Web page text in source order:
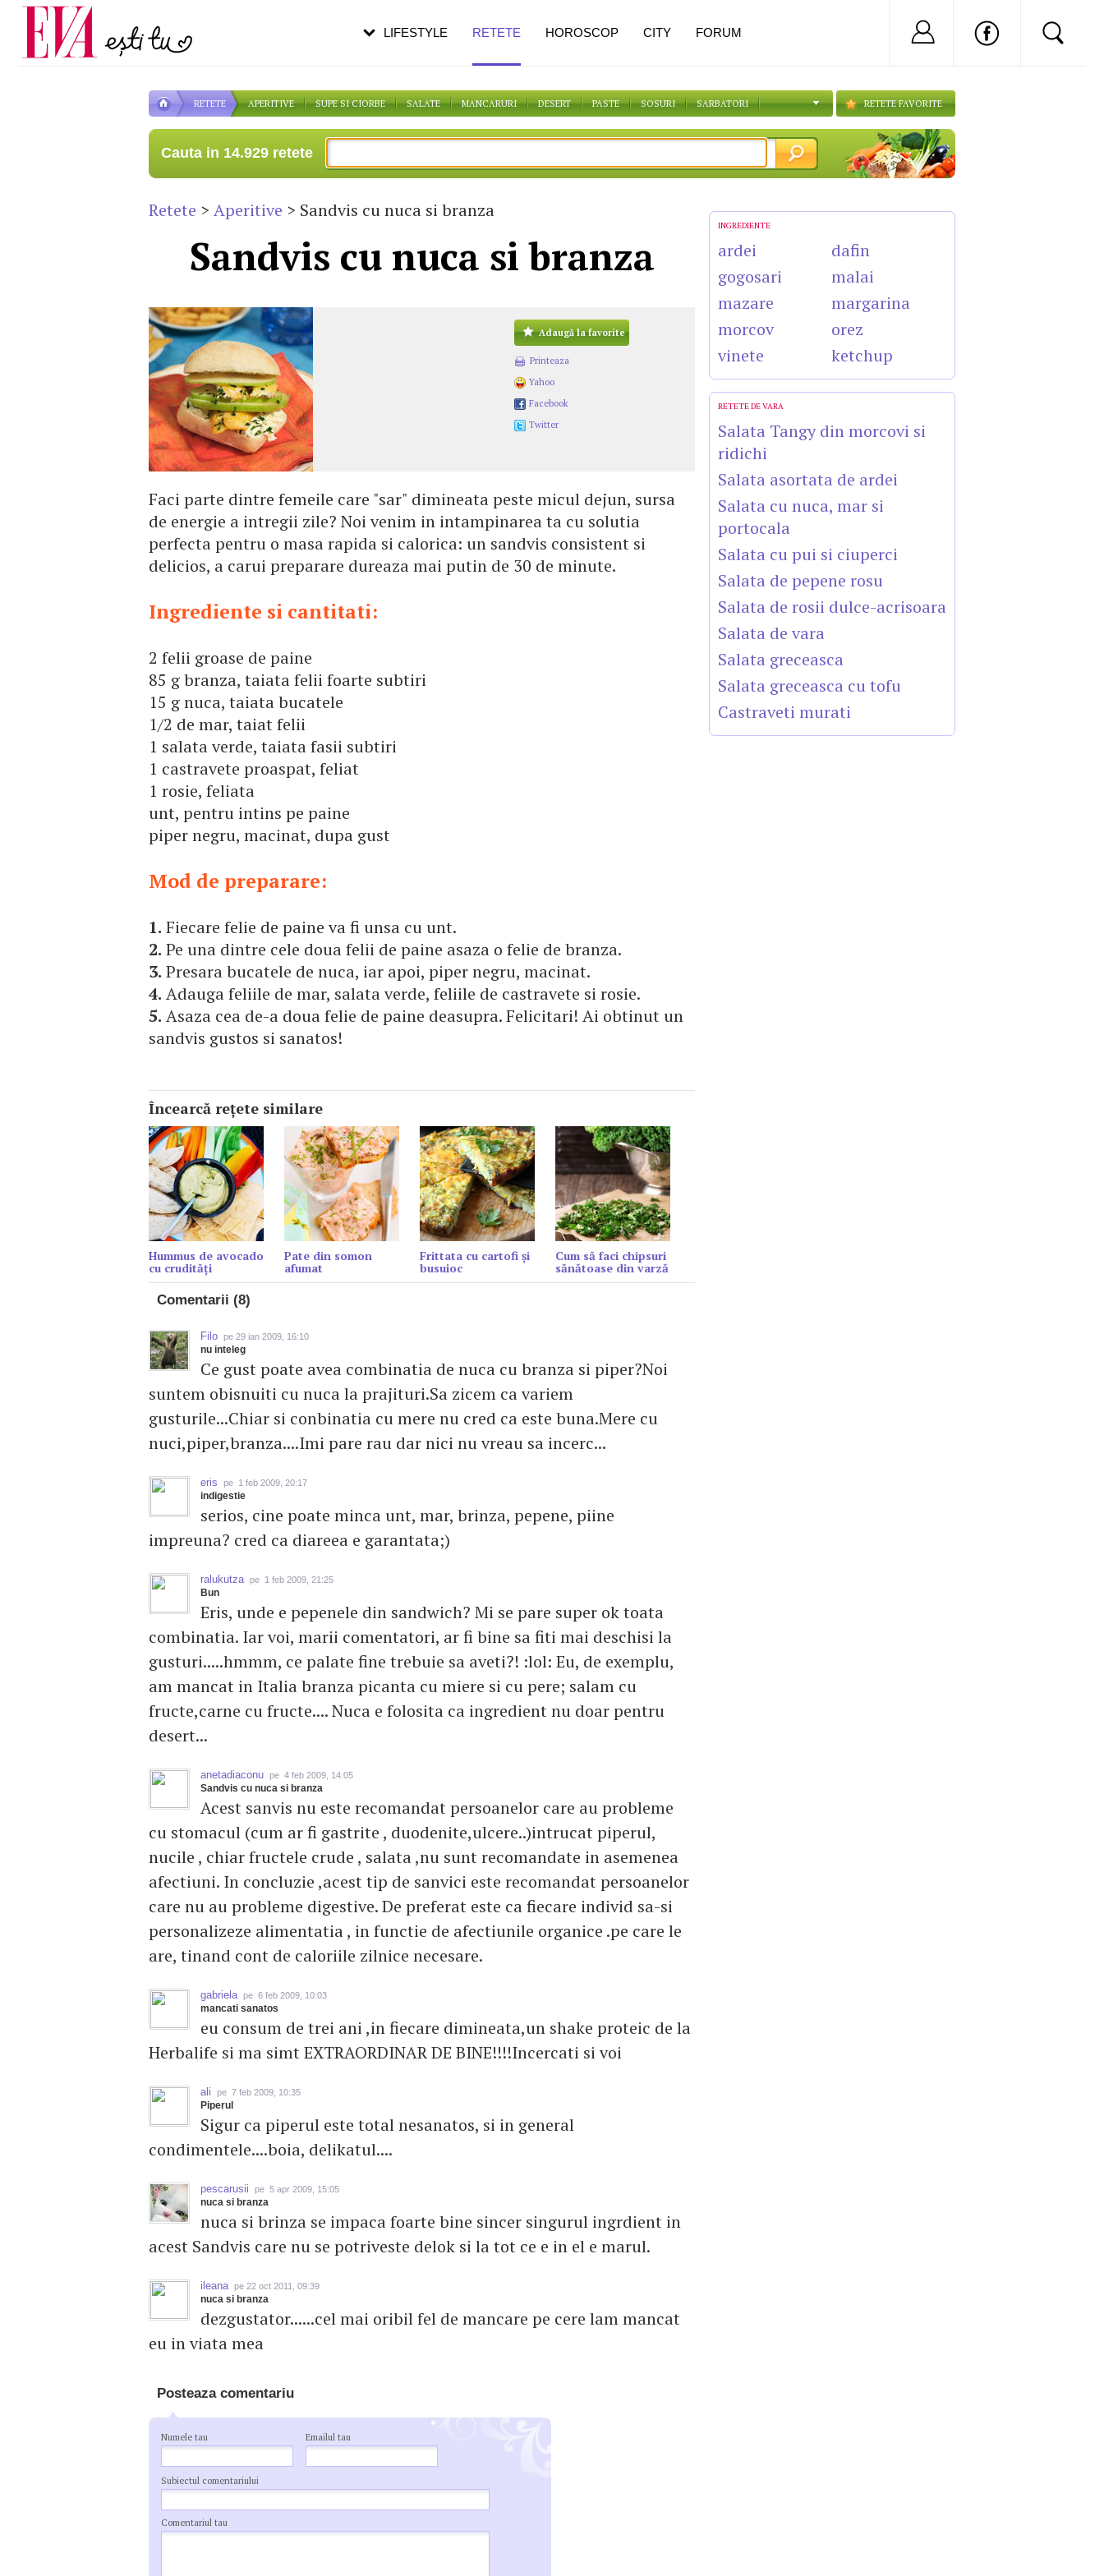
RETETE APERITIVE SUPE SI CIORBE SALATE MANCARURI DESERT PASTE SOSURI SARBATORI RETETE FAVORITE
Cauta in 14.929 retete
Retete > Aperitive > Sandvis cu nuca si branza
Sandvis cu nuca si branza
Adaugă la favorite
Printeaza
Yahoo
Facebook
Twitter
Faci parte dintre femeile care "sar" dimineata peste micul dejun, sursa
de energie a intregii zile? Noi venim in intampinarea ta cu solutia
perfecta pentru o masa rapida si calorica: un sandvis consistent si
delicios, a carui preparare dureaza mai putin de 30 de minute.
Ingrediente si cantitati:
2 felii groase de paine
85 g branza, taiata felii foarte subtiri
15 g nuca, taiata bucatele
1/2 de mar, taiat felii
1 salata verde, taiata fasii subtiri
1 castravete proaspat, feliat
1 rosie, feliata
unt, pentru intins pe paine
piper negru, macinat, dupa gust
Mod de preparare:
1. Fiecare felie de paine va fi unsa cu unt.
2. Pe una dintre cele doua felii de paine asaza o felie de branza.
3. Presara bucatele de nuca, iar apoi, piper negru, macinat.
4. Adauga feliile de mar, salata verde, feliile de castravete si rosie.
5. Asaza cea de-a doua felie de paine deasupra. Felicitari! Ai obtinut un
sandvis gustos si sanatos!
Încearcă reţete similare
Hummus de avocado
cu crudități
Pate din somon
afumat
Frittata cu cartofi și
busuioc
Cum să faci chipsuri
sănătoase din varză
Comentarii (8)
Filo pe 29 ian 2009, 16:10
nu inteleg
Ce gust poate avea combinatia de nuca cu branza si piper?Noi
suntem obisnuiti cu nuca la prajituri.Sa zicem ca variem
gusturile...Chiar si conbinatia cu mere nu cred ca este buna.Mere cu
nuci,piper,branza....Imi pare rau dar nici nu vreau sa incerc...
eris pe 1 feb 2009, 20:17
indigestie
serios, cine poate minca unt, mar, brinza, pepene, piine
impreuna? cred ca diareea e garantata;)
ralukutza pe 1 feb 2009, 21:25
Bun
Eris, unde e pepenele din sandwich? Mi se pare super ok toata
combinatia. Iar voi, marii comentatori, ar fi bine sa fiti mai deschisi la
gusturi.....hmmm, ce palate fine trebuie sa aveti?! :lol: Eu, de exemplu,
am mancat in Italia branza picanta cu miere si cu pere; salam cu
fructe,carne cu fructe.... Nuca e folosita ca ingredient nu doar pentru
desert...
anetadiaconu pe 4 feb 2009, 14:05
Sandvis cu nuca si branza
Acest sanvis nu este recomandat persoanelor care au probleme
cu stomacul (cum ar fi gastrite , duodenite,ulcere..)intrucat piperul,
nucile , chiar fructele crude , salata ,nu sunt recomandate in asemenea
afectiuni. In concluzie ,acest tip de sanvici este recomandat persoanelor
care nu au probleme digestive. De preferat este ca fiecare individ sa-si
personalizeze alimentatia , in functie de afectiunile organice .pe care le
are, tinand cont de caloriile zilnice necesare.
gabriela pe 6 feb 2009, 10:03
mancati sanatos
eu consum de trei ani ,in fiecare dimineata,un shake proteic de la
Herbalife si ma simt EXTRAORDINAR DE BINE!!!!Incercati si voi
ali pe 7 feb 2009, 10:35
Piperul
Sigur ca piperul este total nesanatos, si in general
condimentele....boia, delikatul....
pescarusii pe 5 apr 2009, 15:05
nuca si branza
nuca si brinza se impaca foarte bine sincer singurul ingrdient in
acest Sandvis care nu se potriveste delok si la tot ce e in el e marul.
ileana pe 22 oct 2011, 09:39
nuca si branza
dezgustator......cel mai oribil fel de mancare pe cere lam mancat
eu in viata mea
Posteaza comentariu
Numele tau Emailul tau
Subiectul comentariului
Comentariul tau
INGREDIENTE
ardei
gogosari
mazare
morcov
vinete
dafin
malai
margarina
orez
ketchup
RETETE DE VARA
Salata Tangy din morcovi si
ridichi
Salata asortata de ardei
Salata cu nuca, mar si
portocala
Salata cu pui si ciuperci
Salata de pepene rosu
Salata de rosii dulce-acrisoara
Salata de vara
Salata greceasca
Salata greceasca cu tofu
Castraveti murati
LIFESTYLE RETETE HOROSCOP CITY FORUM Nu ai cont?
Carieră
Actualitate